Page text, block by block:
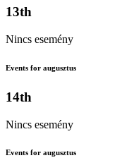
13th
Nincs esemény
Events for augusztus
14th
Nincs esemény
Events for augusztus